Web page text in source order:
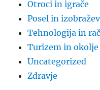
Otroci in igrače
Posel in
Tehnologija in
Turizem in okolje
Uncategorized
Zdravje